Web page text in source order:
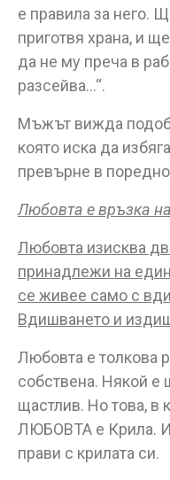
е правила за него.
приготвя храна, и
да не му преча в
разсейва…“.
Мъжът вижда
която иска да
превърне в
Любовта е връзка
Любовта изисква
принадлежи на
се живее само с
Вдишването и
Любовта е толкова
собствена. Някой е
щастлив. Но това, в
ЛЮБОВТА е Крила. И
прави с крилата си.